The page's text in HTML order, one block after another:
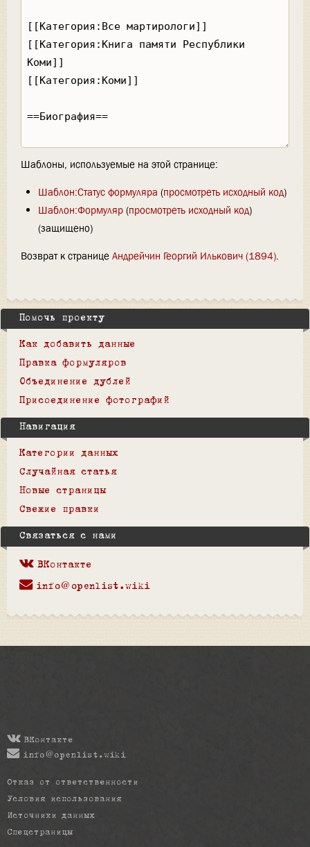
Шаблоны, используемые на этой странице:
Шаблон:Статус формуляра (просмотреть исходный код)
Шаблон:Формуляр(просмотреть исходный код)
(защищено)
Возврат к странице Андрейчин Георгий Илькович (1894).
Помочь проекту
Как добавить данные
Правка формуляров
Объединение дублей
Присоединение фотографий
Навигация
Категории данных
Случайная статья
Новые страницы
Свежие правки
Связаться с нами
ВКонтакте
info@openlist.wiki
ВКонтакте
info@openlist.wiki
Отказ от ответственности
Условия использования
Источники данных
Спецстраницы